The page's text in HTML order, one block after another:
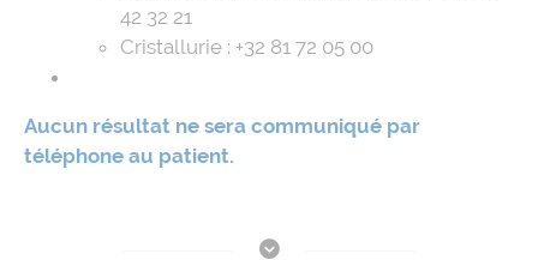
42 32 21
Cristallurie : +32 81 72 05 00
Aucun résultat ne sera communiqué par
téléphone au patient.